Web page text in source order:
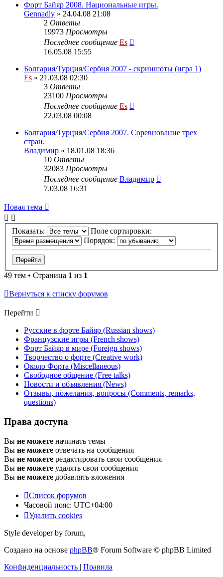
Форт Байяр 2008. Национальные игры.
Gennadiy » 24.04.08 21:08
2 Ответы
19973 Просмотры
Последнее сообщение Es
16.05.08 15:55
Болгария/Турция/Сербия 2007 - скриншоты (игра 1)
Es » 21.03.08 02:30
3 Ответы
23100 Просмотры
Последнее сообщение Es
22.03.08 00:08
Болгария/Турция/Сербия 2007. Соревнование трех
стран.
Владимир » 18.01.08 18:36
10 Ответы
32083 Просмотры
Последнее сообщение Владимир
7.03.08 16:31
Новая тема
Показать:
Поле сортировки:
Порядок:
49 тем • Страница 1 из 1
Вернуться к списку форумов
Перейти
Русские в форте Байяр (Russian shows)
Французские игры (French shows)
Форт Байяр в мире (Foreign shows)
Творчество о форте (Creative work)
Около Форта (Miscellaneous)
Свободное общение (Free talks)
Новости и объявления (News)
Отзывы, пожелания, вопросы (Comments, remarks,
questions)
Права доступа
Вы не можете начинать темы
Вы не можете отвечать на сообщения
Вы не можете редактировать свои сообщения
Вы не можете удалять свои сообщения
Вы не можете добавлять вложения
Список форумов
Часовой пояс: UTC+04:00
Удалить cookies
Style developer by forum,
Создано на основе phpBB® Forum Software © phpBB Limited
Конфиденциальность | Правила